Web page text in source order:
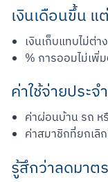
สแกนเพื่
เงินเดือนขึ้น
เงินเก็บแทบไม่ต่
% การออมไม่เพิ่
ค่าใช้จ่ายประ
ค่าผ่อนบ้าน รถ ห
ค่าสมาชิกที่ยกเลิ
รู้สึกว่าลดมาต